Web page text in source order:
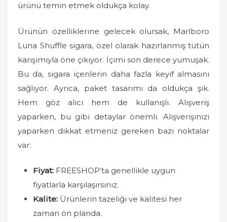
ürünü temin etmek oldukça kolay.
Ürünün özelliklerine gelecek olursak, Marlboro
Luna Shuffle sigara, özel olarak hazırlanmış tütün
karışımıyla öne çıkıyor. İçimi son derece yumuşak.
Bu da, sigara içenlerin daha fazla keyif almasını
sağlıyor. Ayrıca, paket tasarımı da oldukça şık.
Hem göz alıcı hem de kullanışlı. Alışveriş
yaparken, bu gibi detaylar önemli. Alışverişinizi
yaparken dikkat etmeniz gereken bazı noktalar
var:
Fiyat: FREESHOP’ta genellikle uygun
fiyatlarla karşılaşırsınız.
Kalite: Ürünlerin tazeliği ve kalitesi her
zaman ön planda.